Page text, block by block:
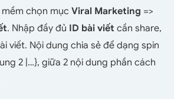
chọn mục Viral Marketing =>
. Nhập đầy đủ ID bài viết cần share,
viết. Nội dung chia sẻ để dạng spin
2 |…}, giữa 2 nội dung phần cách